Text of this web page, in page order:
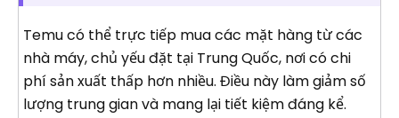
Temu có thể trực tiếp mua các mặt hàng từ các
nhà máy, chủ yếu đặt tại Trung Quốc, nơi có chi
phí sản xuất thấp hơn nhiều. Điều này làm giảm số
lượng trung gian và mang lại tiết kiệm đáng kể.